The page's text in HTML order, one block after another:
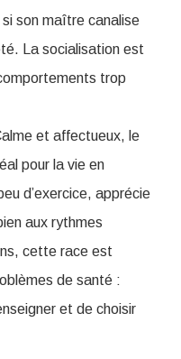
son maître canalise
La socialisation est
trop
et affectueux, le
pour la vie en
d’exercice, apprécie
aux rythmes
cette race est
de santé :
et de choisir